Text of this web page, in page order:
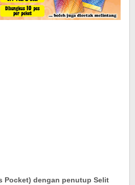
Pocket) dengan penutup Selit